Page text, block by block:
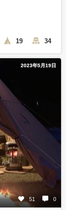
19 34
2023年5月19日
51 0